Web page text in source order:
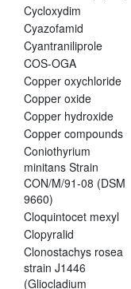
Cycloxydim
Cyazofamid
Cyantraniliprole
COS-OGA
Copper oxychloride
Copper oxide
Copper hydroxide
Copper compounds
Coniothyrium
minitans Strain
CON/M/91-08 (DSM
9660)
Cloquintocet mexyl
Clopyralid
Clonostachys rosea
strain J1446
(Gliocladium